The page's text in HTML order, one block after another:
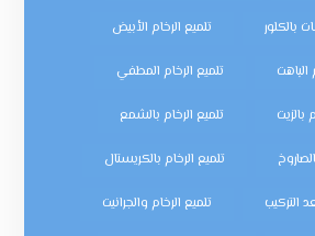
بالكلور تلميع الرخام الأبيض
الباهت تلميع الرخام المطفي
بالزيت تلميع الرخام بالشمع
تلميع الرخام بالكريستال
التركيب تلميع الرخام والجرانيت